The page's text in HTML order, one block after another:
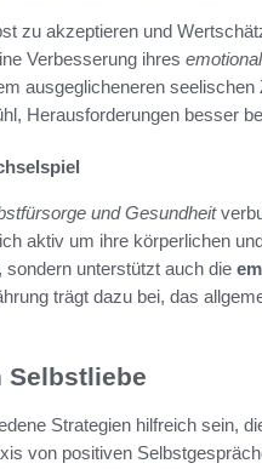
zu akzeptieren und
Verbesserung ihres
ausgeglicheneren
Herausforderungen besser
und Gesundheit
aktiv um ihre körperlichen
unterstützt auch die
trägt dazu bei, das
Selbstliebe
Strategien hilfreich sein,
von positiven